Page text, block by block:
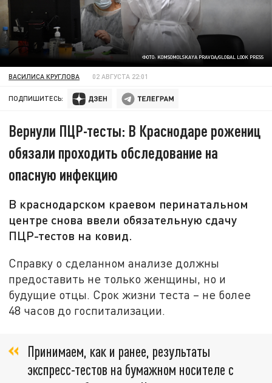
ФОТО: KOMSOMOLSKAYA PRAVDA/GLOBAL LOOK PRESS
ВАСИЛИСА КРУГЛОВА 02 АВГУСТА 22:01
ПОДПИШИТЕСЬ:
Вернули ПЦР-тесты: В Краснодаре рожениц
обязали проходить обследование на
опасную инфекцию
В краснодарском краевом перинатальном
центре снова ввели обязательную сдачу
ПЦР-тестов на ковид.
Справку о сделанном анализе должны
предоставить не только женщины, но и
будущие отцы. Срок жизни теста – не более
48 часов до госпитализации.
Принимаем, как и ранее, результаты
экспресс-тестов на бумажном носителе с